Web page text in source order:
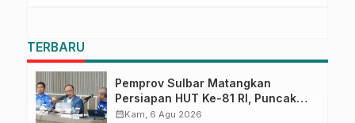
TERBARU
Pemprov Sulbar Matangkan
Persiapan HUT Ke-81 RI, Puncak
Upacara di Lapangan Ahmad
calendar_monthKam, 6 Agu 2026